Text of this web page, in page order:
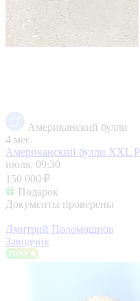
Американский булли
4 мес.
Американский булли XXL
июля, 09:30
150 000 ₽
Подарок
Документы проверены
Дмитрий Поломошнов
Заводчик